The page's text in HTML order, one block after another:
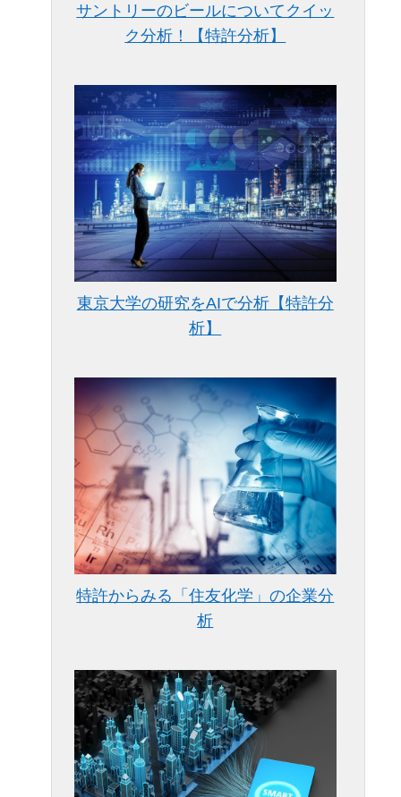
サントリーのビールについてクイッ
ク分析！【特許分析】
東京大学の研究をAIで分析【特許分
析】
特許からみる「住友化学」の企業分
析